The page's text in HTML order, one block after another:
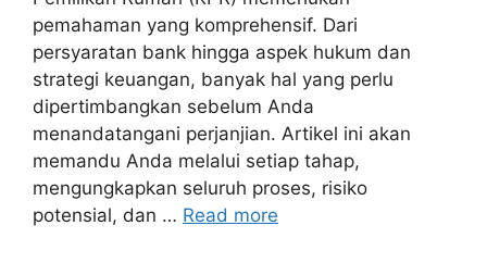
pemahaman yang komprehensif. Dari
persyaratan bank hingga aspek hukum dan
strategi keuangan, banyak hal yang perlu
dipertimbangkan sebelum Anda
menandatangani perjanjian. Artikel ini akan
memandu Anda melalui setiap tahap,
mengungkapkan seluruh proses, risiko
potensial, dan … Read more